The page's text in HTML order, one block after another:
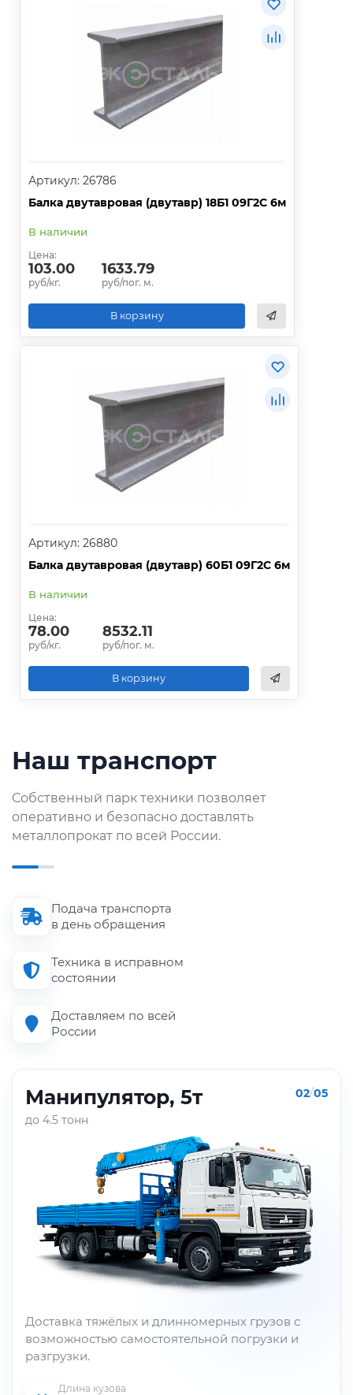
Артикул: 26786
Балка двутавровая (двутавр) 18Б1 09Г2С 6м
В наличии
Цена:
103.00
руб/кг.
1633.79
руб/пог. м.
В корзину
Артикул: 26880
Балка двутавровая (двутавр) 60Б1 09Г2С 6м
В наличии
Цена:
78.00
руб/кг.
8532.11
руб/пог. м.
В корзину
Наш транспорт
Собственный парк техники позволяет
оперативно и безопасно доставлять
металлопрокат по всей России.
Подача транспорта
в день обращения
Техника в исправном
состоянии
Доставляем по всей
России
Манипулятор, 5т
до 4.5 тонн
02/05
Доставка тяжёлых и длинномерных грузов с
возможностью самостоятельной погрузки и
разгрузки.
Длина кузова